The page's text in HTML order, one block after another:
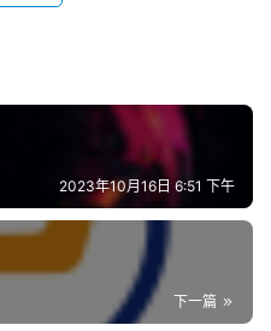
2023年10月16日 6:51 下午
下一篇